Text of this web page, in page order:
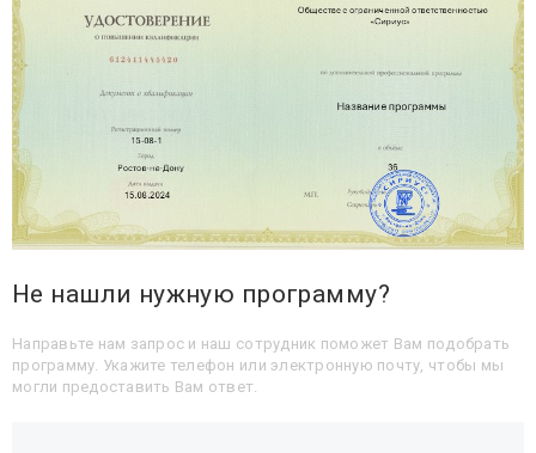
Не нашли нужную программу?
Направьте нам запрос и наш сотрудник поможет Вам подобрать
программу. Укажите телефон или электронную почту, чтобы мы
могли предоставить Вам ответ.